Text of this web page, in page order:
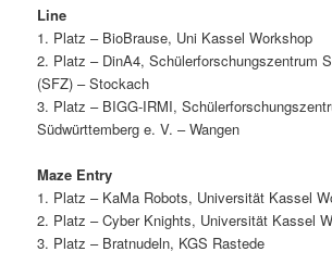
Line
1. Platz – BioBrause, Uni Kassel Workshop
2. Platz – DinA4, Schülerforschungszentrum
(SFZ) – Stockach
3. Platz – BIGG-IRMI,
Südwürttemberg e. V. – Wangen
Maze Entry
1. Platz – KaMa Robots, Universität Kassel
2. Platz – Cyber Knights, Universität Kassel
3. Platz – Bratnudeln, KGS Rastede